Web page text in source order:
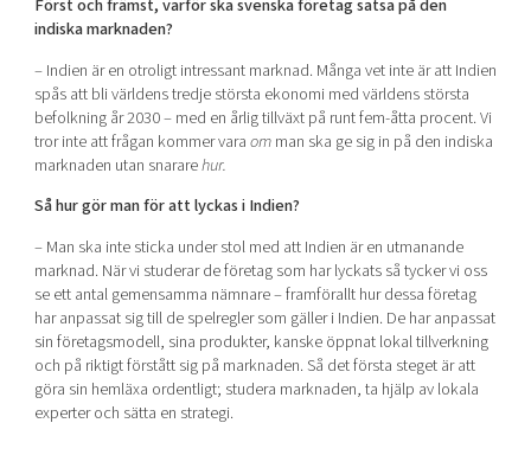
Ansök till Swedish Scaleups
Så finansieras Swedish Scaleups
In English
Först och främst, varför ska svenska företag satsa på den
indiska marknaden?
– Indien är en otroligt intressant marknad. Många vet inte är att Indien
spås att bli världens tredje största ekonomi med världens största
befolkning år 2030 – med en årlig tillväxt på runt fem-åtta procent. Vi
tror inte att frågan kommer varaomman ska ge sig in på den indiska
marknaden utan snararehur.
Så hur gör man för att lyckas i Indien?
– Man ska inte sticka under stol med att Indien är en utmanande
marknad. När vi studerar de företag som har lyckats så tycker vi oss
se ett antal gemensamma nämnare – framförallt hur dessa företag
har anpassat sig till de spelregler som gäller i Indien. De har anpassat
sin företagsmodell, sina produkter, kanske öppnat lokal tillverkning
och på riktigt förstått sig på marknaden. Så det första steget är att
göra sin hemläxa ordentligt; studera marknaden, ta hjälp av lokala
experter och sätta en strategi.